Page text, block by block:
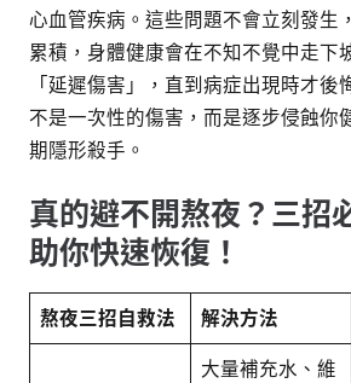
心血管疾病。這些問題不會立刻發生
累積，身體健康會在不知不覺中走下
「延遲傷害」，直到病症出現時才後
不是一次性的傷害，而是逐步侵蝕你
期隱形殺手。
真的避不開熬夜？三招
助你快速恢復！
熬夜三招自救法 解決方法
大量補充水、維